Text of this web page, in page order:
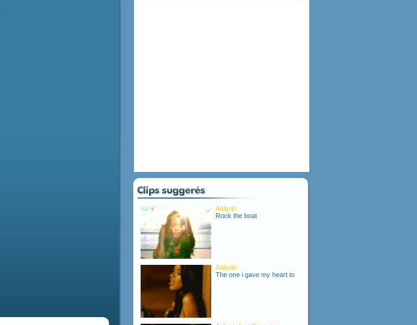
Aaliyah
Rock the boat
Aaliyah
The one i gave my heart to